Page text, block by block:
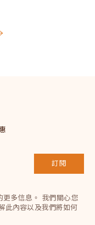
訂閱
更多信息。 我們關心您
此內容以及我們將如何